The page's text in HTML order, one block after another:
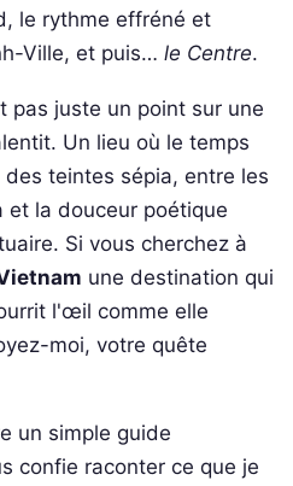
le rythme effréné et
Ville, et puis… le Centre.
pas juste un point sur une
Un lieu où le temps
teintes sépia, entre les
et la douceur poétique
Si vous cherchez à
une destination qui
l'œil comme elle
moi, votre quête
un simple guide
confie raconter ce que je